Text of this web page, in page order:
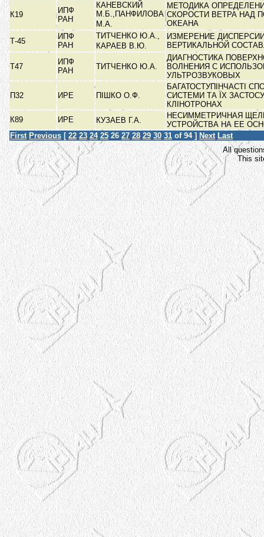
К19
ИПФ
РАН
КАНЕВСКИЙ
М.Б.,ПАНФИЛОВА
М.А.
МЕТОДИКА
СКОРОСТИ ВЕТРА НАД
ОКЕАНА
Т-45
ИПФ
РАН
ТИТЧЕНКО Ю.А.,
КАРАЕВ В.Ю.
ИЗМЕРЕНИЕ
ВЕРТИКАЛЬНОЙ
Т47
ИПФ
РАН
ТИТЧЕНКО Ю.А.
ДИАГНОСТИКА
ВОЛНЕНИЯ С
УЛЬТРОЗВУКОВЫХ
П32 ИРЕ ПІШКО О.Ф.
БАГАТОСТУПІНЧАСТІ
СИСТЕМИ ТА ЇХ
КЛІНОТРОНАХ
К89
ИРЕ КУЗАЕВ Г.А.
НЕСИММЕТРИЧНАЯ
УСТРОЙСТВА НА ЕЕ
First Previous [ 22 23 24 25 26 27 28 29 30 31 of 94 ] Next Last
All
This